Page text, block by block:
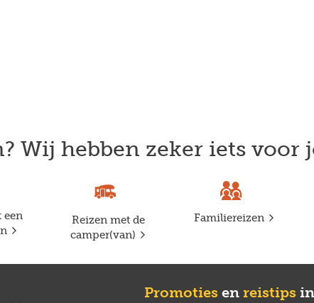
Wij hebben zeker iets voor
een
Reizen met de
camper(van)
Familiereizen
Promoties en reistips